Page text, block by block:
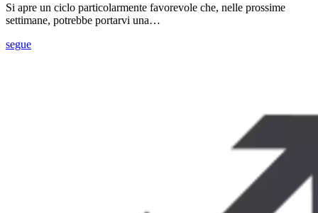
Si apre un ciclo particolarmente favorevole che, nelle prossime
settimane, potrebbe portarvi una…
segue